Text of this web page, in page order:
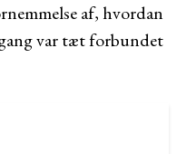
af, hvordan
var tæt forbundet